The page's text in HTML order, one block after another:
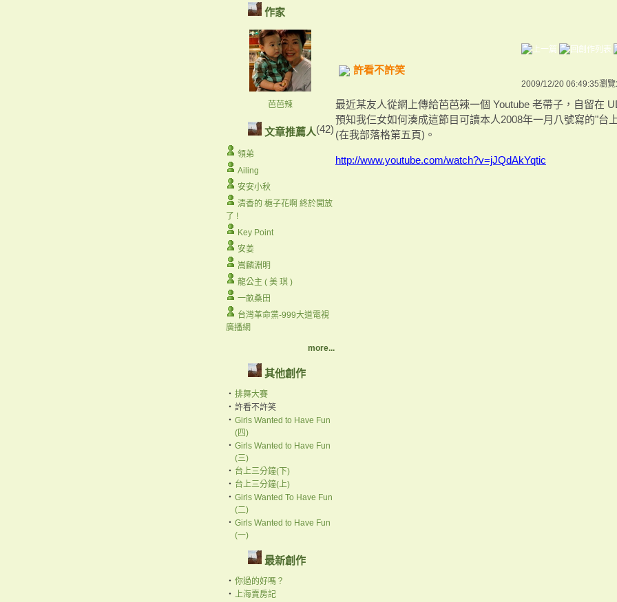
作家
芭芭辣
文章推薦人(42)
領弟
Ailing
安安小秋
清香的 梔子花啊 終於開放
了 !
Key Point
安姜
嵩麟淵明
龍公主 ( 美 琪 )
一畝桑田
台灣革命黨-999大道電視
廣播網
more...
其他創作
‧ 排舞大賽
‧ 許看不許笑
‧ Girls Wanted to Have Fun
(四)
‧ Girls Wanted to Have Fun
(三)
‧ 台上三分鐘(下)
‧ 台上三分鐘(上)
‧ Girls Wanted To Have Fun
(二)
‧ Girls Wanted to Have Fun
(一)
最新創作
‧ 你過的好嗎？
‧ 上海賣房記
許看不許笑
2009/12/20 06:49:35瀏覽
最近某友人從網上傳給芭芭辣一個 Youtube 老帶子，自留在
預知我仨女如何湊成這節目可讀本人2008年一月八號寫的"台
(在我部落格第五頁)。
http://www.youtube.com/watch?v=jJQdAkYqtic